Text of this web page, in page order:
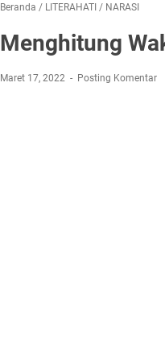
Beranda / LITERAHATI / NARASI
Menghitung
Maret 17, 2022 Posting Komentar